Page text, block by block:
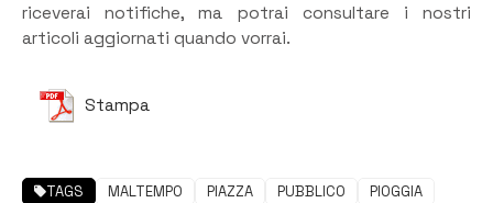
riceverai notifiche, ma potrai consultare i nostri
articoli aggiornati quando vorrai.
Stampa
TAGS MALTEMPO PIAZZA PUBBLICO
PIOGGIA